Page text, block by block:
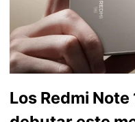
Los Redmi